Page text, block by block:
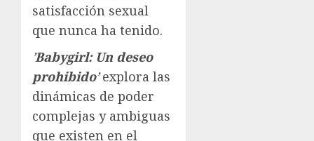
satisfacción sexual
que nunca ha tenido.
’Babygirl: Un deseo
prohibido’explora las
dinámicas de poder
complejas y ambiguas
que existen en el